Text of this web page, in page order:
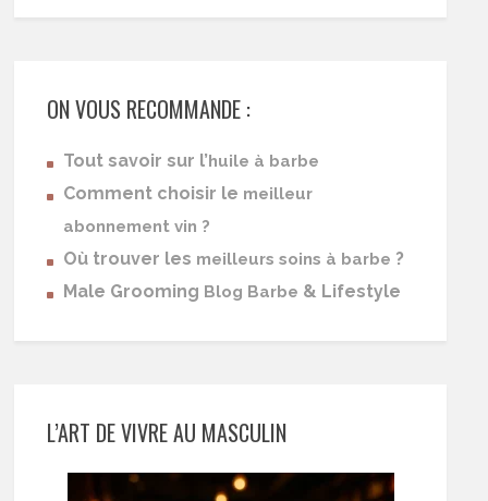
ON VOUS RECOMMANDE :
Tout savoir sur l’huile à barbe
Comment choisir le meilleur
abonnement vin ?
Où trouver les meilleurs soins à barbe ?
Male Grooming Blog Barbe & Lifestyle
L’ART DE VIVRE AU MASCULIN